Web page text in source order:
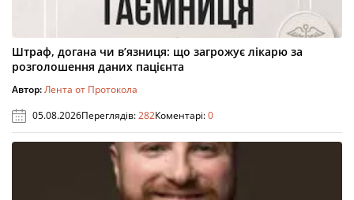
Штраф, догана чи в’язниця: що загрожує лікарю за
розголошення даних пацієнта
Автор:Лента от Протокола
05.08.2026Переглядів:282Коментарі:0